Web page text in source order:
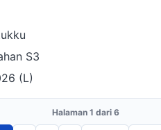
S3
(L)
Halaman 1 dari 6